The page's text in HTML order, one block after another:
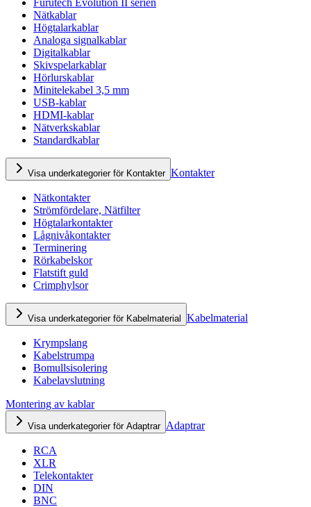
Nätkablar
Högtalarkablar
Analoga signalkablar
Digitalkablar
Skivspelarkablar
Hörlurskablar
Minitelekabel 3,5 mm
USB-kablar
HDMI-kablar
Nätverkskablar
Standardkablar
Visa underkategorier för Kontakter Kontakter
Nätkontakter
Strömfördelare, Nätfilter
Högtalarkontakter
Lågnivåkontakter
Terminering
Rörkabelskor
Flatstift guld
Crimphylsor
Visa underkategorier för Kabelmaterial Kabelmaterial
Krympslang
Kabelstrumpa
Bomullsisolering
Kabelavslutning
Montering av kablar
Visa underkategorier för Adaptrar Adaptrar
RCA
XLR
Telekontakter
DIN
BNC